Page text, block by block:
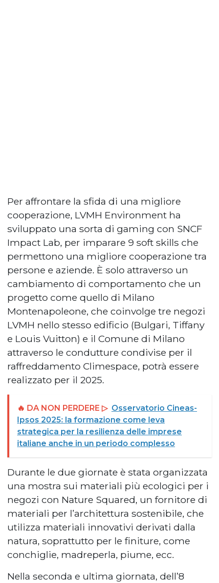
Per affrontare la sfida di una migliore
cooperazione, LVMH Environment ha
sviluppato una sorta di gaming con SNCF
Impact Lab, per imparare 9 soft skills che
permettono una migliore cooperazione tra
persone e aziende. È solo attraverso un
cambiamento di comportamento che un
progetto come quello di Milano
Montenapoleone, che coinvolge tre negozi
LVMH nello stesso edificio (Bulgari, Tiffany
e Louis Vuitton) e il Comune di Milano
attraverso le condutture condivise per il
raffreddamento Climespace, potrà essere
realizzato per il 2025.
🔥 DA NON PERDERE ▷ Osservatorio Cineas-
Ipsos 2025: la formazione come leva
strategica per la resilienza delle imprese
italiane anche in un periodo complesso
Durante le due giornate è stata organizzata
una mostra sui materiali più ecologici per i
negozi con Nature Squared, un fornitore di
materiali per l’architettura sostenibile, che
utilizza materiali innovativi derivati dalla
natura, soprattutto per le finiture, come
conchiglie, madreperla, piume, ecc.
Nella seconda e ultima giornata, dell’8